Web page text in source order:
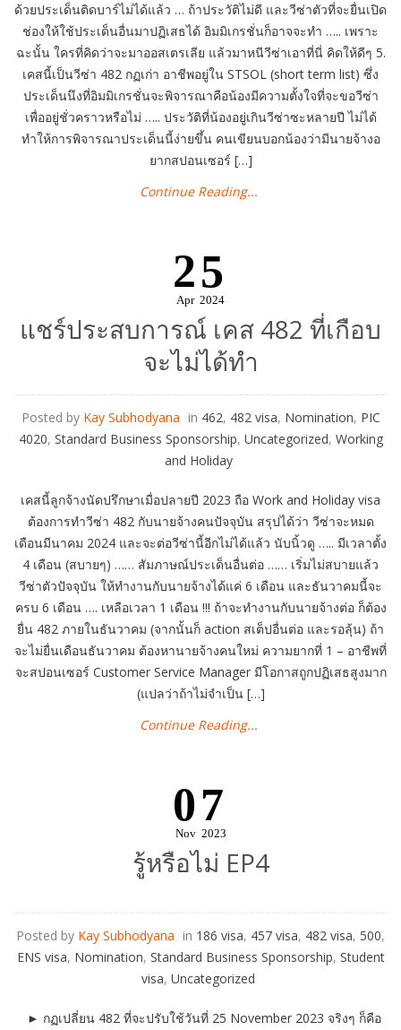
ด้วยประเด็นติดบาร์ไม่ได้แล้ว … ถ้าประวัติไม่ดี และวีซ่าตัวที่จะยื่นเปิด
ช่องให้ใช้ประเด็นอื่นมาปฏิเสธได้ อิมมิเกรชั่นก็อาจจะทำ ….. เพราะ
ฉะนั้น ใครที่คิดว่าจะมาออสเตรเลีย แล้วมาหนีวีซ่าเอาที่นี่ คิดให้ดีๆ 5.
เคสนี้เป็นวีซ่า 482 กฏเก่า อาชีพอยู่ใน STSOL (short term list) ซึ่ง
ประเด็นนึงที่อิมมิเกรชั่นจะพิจารณาคือน้องมีความตั้งใจที่จะขอวีซ่า
เพื่ออยู่ชั่วคราวหรือไม่ ….. ประวัติที่น้องอยู่เกินวีซ่าซะหลายปี ไม่ได้
ทำให้การพิจารณาประเด็นนี้ง่ายขึ้น คนเขียนบอกน้องว่ามีนายจ้างอ
ยากสปอนเซอร์ […]
Continue Reading...
25
Apr 2024
แชร์ประสบการณ์ เคส 482 ที่เกือบ
จะไม่ได้ทำ
Posted by Kay Subhodyana in 462, 482 visa, Nomination, PIC
4020, Standard Business Sponsorship, Uncategorized, Working
and Holiday
เคสนี้ลูกจ้างนัดปรึกษาเมื่อปลายปี 2023 ถือ Work and Holiday visa
ต้องการทำวีซ่า 482 กับนายจ้างคนปัจจุบัน สรุปได้ว่า วีซ่าจะหมด
เดือนมีนาคม 2024 และจะต่อวีซ่านี้อีกไม่ได้แล้ว นับนิ้วดู ….. มีเวลาตั้ง
4 เดือน (สบายๆ) …… สัมภาษณ์ประเด็นอื่นต่อ …… เริ่มไม่สบายแล้ว
วีซ่าตัวปัจจุบัน ให้ทำงานกับนายจ้างได้แค่ 6 เดือน และธันวาคมนี้จะ
ครบ 6 เดือน …. เหลือเวลา 1 เดือน !!! ถ้าจะทำงานกับนายจ้างต่อ ก็ต้อง
ยื่น 482 ภายในธันวาคม (จากนั้นก็ action สเต็ปอื่นต่อ และรอลุ้น) ถ้า
จะไม่ยื่นเดือนธันวาคม ต้องหานายจ้างคนใหม่ ความยากที่ 1 – อาชีพที่
จะสปอนเซอร์ Customer Service Manager มีโอกาสถูกปฏิเสธสูงมาก
(แปลว่าถ้าไม่จำเป็น […]
Continue Reading...
07
Nov 2023
รู้หรือไม่ EP4
Posted by Kay Subhodyana in 186 visa, 457 visa, 482 visa, 500,
ENS visa, Nomination, Standard Business Sponsorship, Student
visa, Uncategorized
► กฏเปลี่ยน 482 ที่จะปรับใช้วันที่ 25 November 2023 จริงๆ ก็คือ